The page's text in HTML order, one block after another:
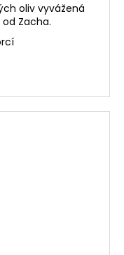
oliv vyvážená
od Zacha.